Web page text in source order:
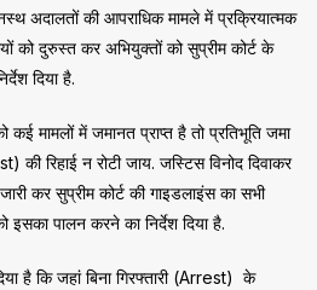
अदालतों की आपराधिक मामले में प्रक्रियात्मक
को दुरुस्त कर अभियुक्तों को सुप्रीम कोर्ट के
दिया है.
कई मामलों में जमानत प्राप्त है तो प्रतिभूति जमा
रिहाई न रोटी जाय. जस्टिस विनोद दिवाकर
कर सुप्रीम कोर्ट की गाइडलाइंस का सभी
इसका पालन करने का निर्देश दिया है.
है कि जहां बिना गिरफ्तारी (Arrest) के